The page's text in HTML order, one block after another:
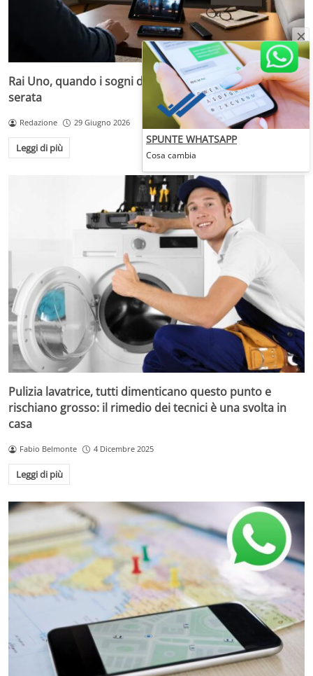
Rai Uno, quando i sogni diventano desideri da prima
serata
Redazione 29 Giugno 2026
Leggi di più
Pulizia lavatrice, tutti dimenticano questo punto e
rischiano grosso: il rimedio dei tecnici è una svolta in
casa
Fabio Belmonte 4 Dicembre 2025
Leggi di più
SPUNTE WHATSAPP
Cosa cambia